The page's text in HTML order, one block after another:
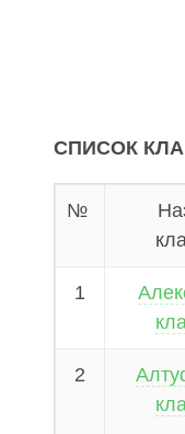
СПИСОК
№
1
2